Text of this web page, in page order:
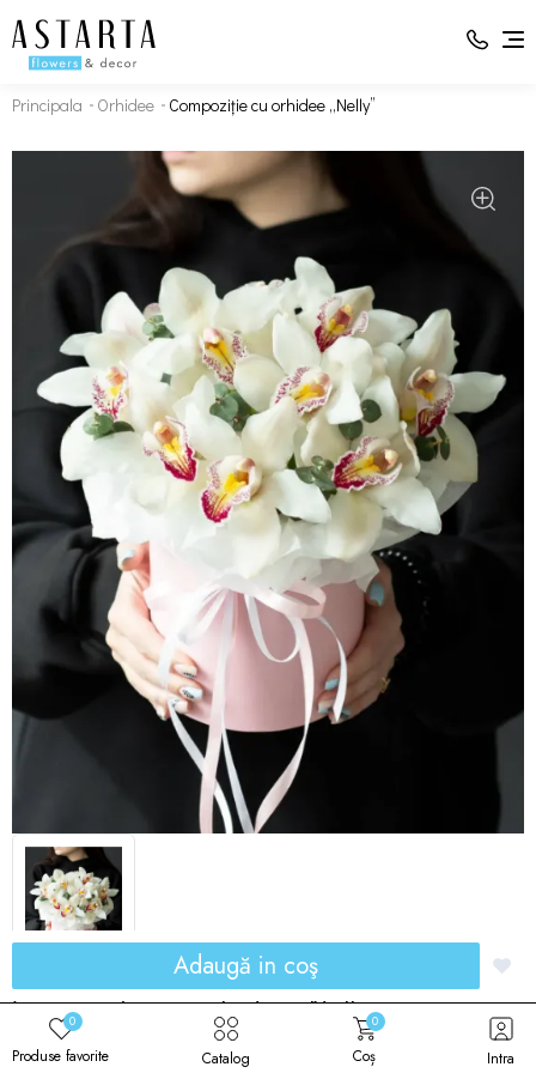
Principala Orhidee Compoziție cu orhidee „Nelly”
Compoziție cu orhidee „Nelly”
Cod produs: 00090
Adaugă in coş
0
Produse favorite Catalog
0
Coș Intra